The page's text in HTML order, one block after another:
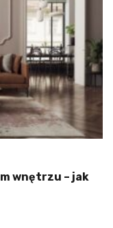
wnętrzu – jak